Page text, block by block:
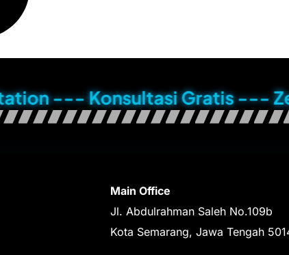
Gratis --- Zero-
Main Office
Jl. Abdulrahman Saleh No.109b
Kota Semarang, Jawa Tengah